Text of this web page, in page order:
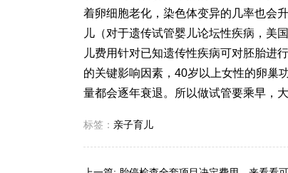
着卵细胞老化，染色体变异的几率也会
儿 （对于遗传试管婴儿论坛性疾病，美
儿费用针对已知遗传性疾病可对胚胎进
的关键影响因素，40岁以上女性的卵巢
量都会逐年衰退。所以做试管要乘早，
标签： 亲子育儿